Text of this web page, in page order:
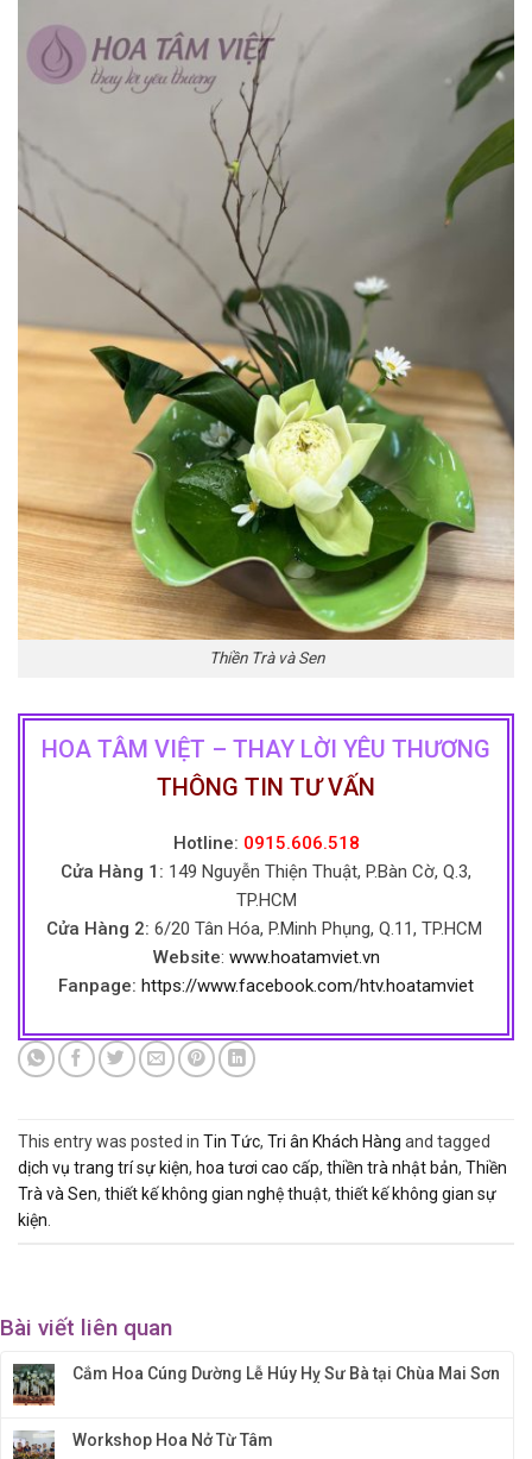
Thiền Trà và Sen
HOA TÂM VIỆT – THAY LỜI YÊU THƯƠNG
THÔNG TIN TƯ VẤN
Hotline: 0915.606.518
Cửa Hàng 1: 149 Nguyễn Thiện Thuật, P.Bàn Cờ, Q.3,
TP.HCM
Cửa Hàng 2: 6/20 Tân Hóa, P.Minh Phụng, Q.11, TP.HCM
Website: www.hoatamviet.vn
Fanpage: https://www.facebook.com/htv.hoatamviet
This entry was posted in Tin Tức, Tri ân Khách Hàng and tagged
dịch vụ trang trí sự kiện, hoa tươi cao cấp, thiền trà nhật bản, Thiền
Trà và Sen, thiết kế không gian nghệ thuật, thiết kế không gian sự
kiện
Bài viết liên quan
Cắm Hoa Cúng Dường Lễ Húy Hỵ Sư Bà tại Chùa Mai Sơn
Workshop Hoa Nở Từ Tâm